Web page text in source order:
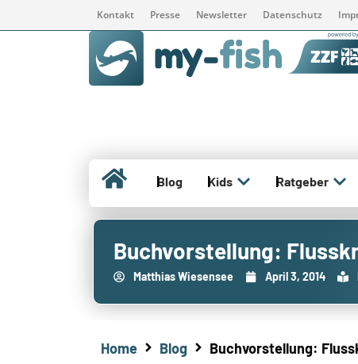
Kontakt Presse Newsletter Datenschutz
Blog Kids Ratgeber
Buchvorstellung:
Matthias Wiesensee April 3, 2014
Home Blog Buchvorstellung: